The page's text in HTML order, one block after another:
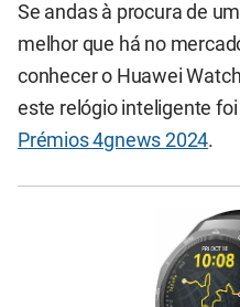
Se andas à procura de
melhor que há no
conhecer o Huawei
este relógio inteligente
Prémios 4gnews 2024.